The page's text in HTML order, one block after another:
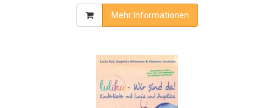
Mehr Informationen